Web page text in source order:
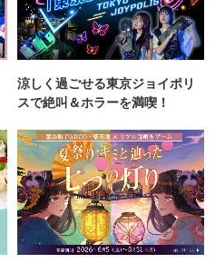
涼しく過ごせる東京ジョイポリ
スで絶叫＆ホラーを満喫！